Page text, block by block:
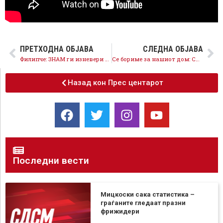
ПРЕТХОДНА ОБЈАВА
Филипче: ЗНАМ ги изневери луѓето кои сакаа промена, ве изневери вас, ве повикувам да се вратите дома
СЛЕДНА ОБЈАВА
Се бориме за нашиот дом: СДСМ и коалицијата со нова енергија против неспособноста и расипништвото на власта
Назад кон Прес центарот
Последни вести
Мицкоски сака статистика –
граѓаните гледаат празни
фрижидери